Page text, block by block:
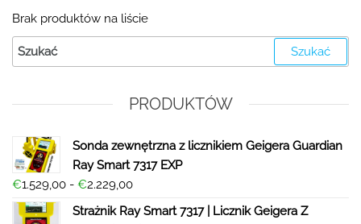
Brak produktów na liście
PRODUKTÓW
Sonda zewnętrzna z licznikiem Geigera Guardian
Ray Smart 7317 EXP
€1.529,00 - €2.229,00
Strażnik Ray Smart 7317 | Licznik Geigera Z